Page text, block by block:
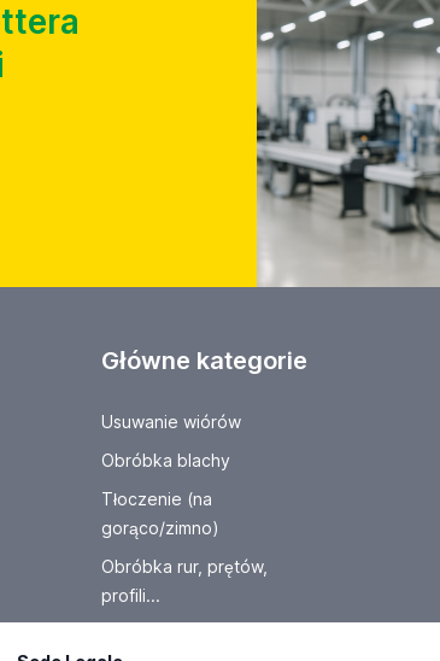
Główne kategorie
Usuwanie wiórów
Obróbka blachy
Tłoczenie (na
gorąco/zimno)
Obróbka rur, prętów,
profili...